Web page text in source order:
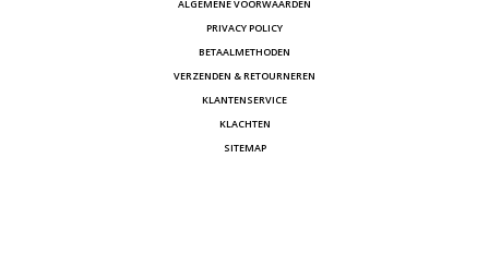
ALGEMENE VOORWAARDEN
PRIVACY POLICY
BETAALMETHODEN
VERZENDEN & RETOURNEREN
KLANTENSERVICE
KLACHTEN
SITEMAP